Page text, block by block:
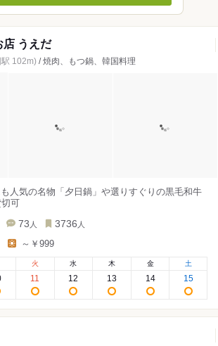
店 うえだ
102m) / 焼肉、もつ鍋、韓国料理
人気の名物「夕日鍋」や選りすぐりの黒毛和牛
可
73 人 3736 人
～￥999
火
11
水
12
木
13
金
14
土
15